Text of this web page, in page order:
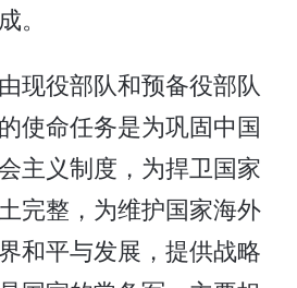
。
现役部队和预备役部队
使命任务是为巩固中国
主义制度，为捍卫国家
完整，为维护国家海外
和平与发展，提供战略